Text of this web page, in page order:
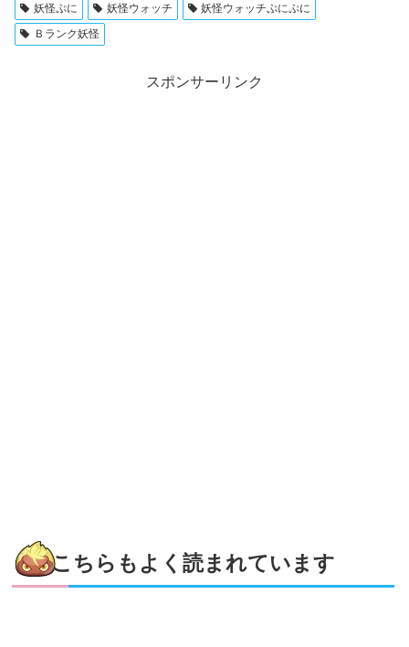
妖怪ぷに 妖怪ウォッチ
妖怪ウォッチぷにぷに
Ｂランク妖怪
スポンサーリンク
こちらもよく読まれています